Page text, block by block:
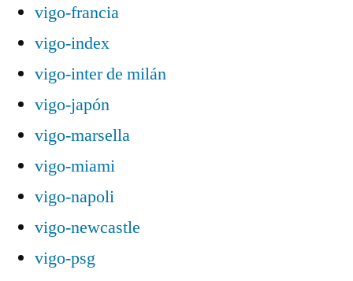
vigo-francia
vigo-index
vigo-inter de milán
vigo-japón
vigo-marsella
vigo-miami
vigo-napoli
vigo-newcastle
vigo-psg